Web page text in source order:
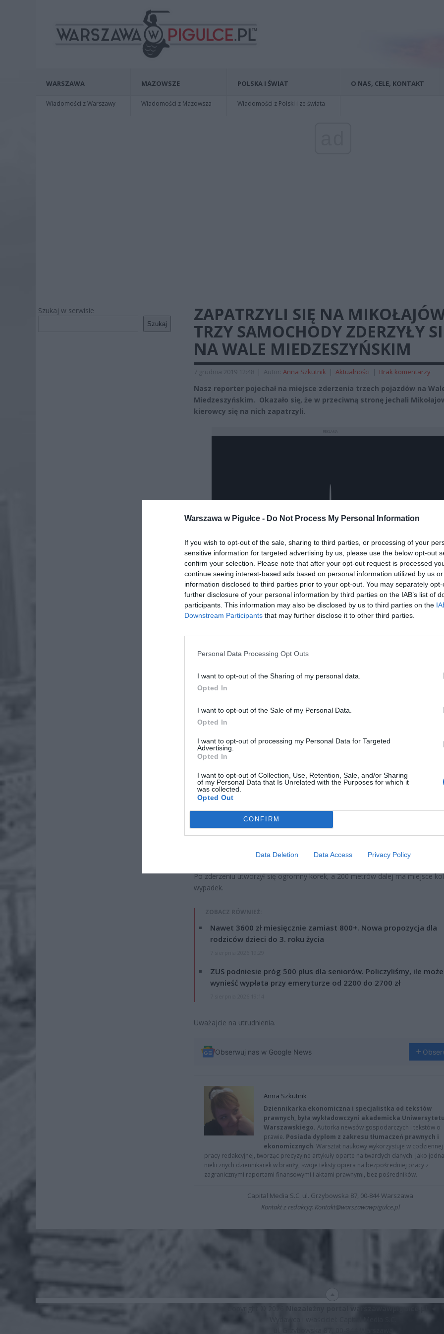
Warszawa w Pigułce - Do Not Process My Personal Information
If you wish to opt-out of the sale, sharing to third parties, or processing of your
sensitive information for targeted advertising by us, please use the below opt-out
confirm your selection. Please note that after your opt-out request is processed
continue seeing interest-based ads based on personal information utilized by us
information disclosed to third parties prior to your opt-out. You may separately
further disclosure of your personal information by third parties on the IAB’s list of
participants. This information may also be disclosed by us to third parties on the
Downstream Participants that may further disclose it to other third parties.
Personal Data Processing Opt Outs
I want to opt-out of the Sharing of my personal data.
Opted In
I want to opt-out of the Sale of my Personal Data.
Opted In
I want to opt-out of processing my Personal Data for Targeted
Advertising.
Opted In
I want to opt-out of Collection, Use, Retention, Sale, and/or Sharing
of my Personal Data that Is Unrelated with the Purposes for which it
was collected.
Opted Out
CONFIRM
Data Deletion Data Access Privacy Policy
WARSZAWA
Wiadomości z Warszawy
MAZOWSZE
Wiadomości z Mazowsza
POLSKA I ŚWIAT
Wiadomości z Polski i ze świata
O NAS, CELE, KONTAKT
Szukaj w serwisie
Szukaj
ZAPATRZYLI SIĘ NA
TRZY SAMOCHODY ZDERZYŁY
NA WALE MIEDZESZYŃSKIM
7 grudnia 2019 12:48 | Autor: Anna Szkutnik | Aktualności | Brak komentarzy
Nasz reporter pojechał na miejsce zderzenia trzech pojazdów na
Miedzeszyńskim. Okazało się, że w przeciwną stronę jechali
kierowcy się na nich zapatrzyli.
Dodaj nas do preferowanych źródeł w Google
Fot. Łukasz/ Warszawa w Pigułce
Po zderzeniu utworzył się ogromny korek, a 200 metrów dalej ma miejsce
wypadek.
ZOBACZ RÓWNIEŻ:
Nawet 3600 zł miesięcznie zamiast 800+. Nowa propozycja dla
rodziców dzieci do 3. roku życia
ZUS podniesie próg 500 plus dla seniorów. Policzyliśmy, ile może
wynieść wypłata przy emeryturze od 2200 do 2700 zł
Uważajcie na utrudnienia.
Obserwuj nas w Google News
Anna Szkutnik
Dziennikarka ekonomiczna i specjalistka od tekstów
prawnych, była wykładowczyni akademicka
Warszawskiego. Autorka newsów gospodarczych i tekstów o
prawie. Posiada dyplom z zakresu tłumaczeń prawnych i
ekonomicznych. Warsztat naukowy wykorzystuje w codziennej
pracy redakcyjnej, tworząc precyzyjne artykuły oparte na twardych danych. Jako
nielicznych dziennikarek w branży, swoje teksty opiera na bezpośredniej pracy z
zagranicznymi raportami finansowymi i aktami prawnymi, bez pośredników.
Capital Media S.C. ul. Grzybowska 87, 00-844 Warszawa
Kontakt z redakcją: Kontakt@warszawawpigulce.pl